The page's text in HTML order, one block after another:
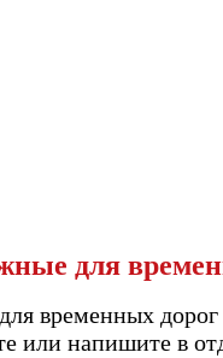
для
временных
или напишите в